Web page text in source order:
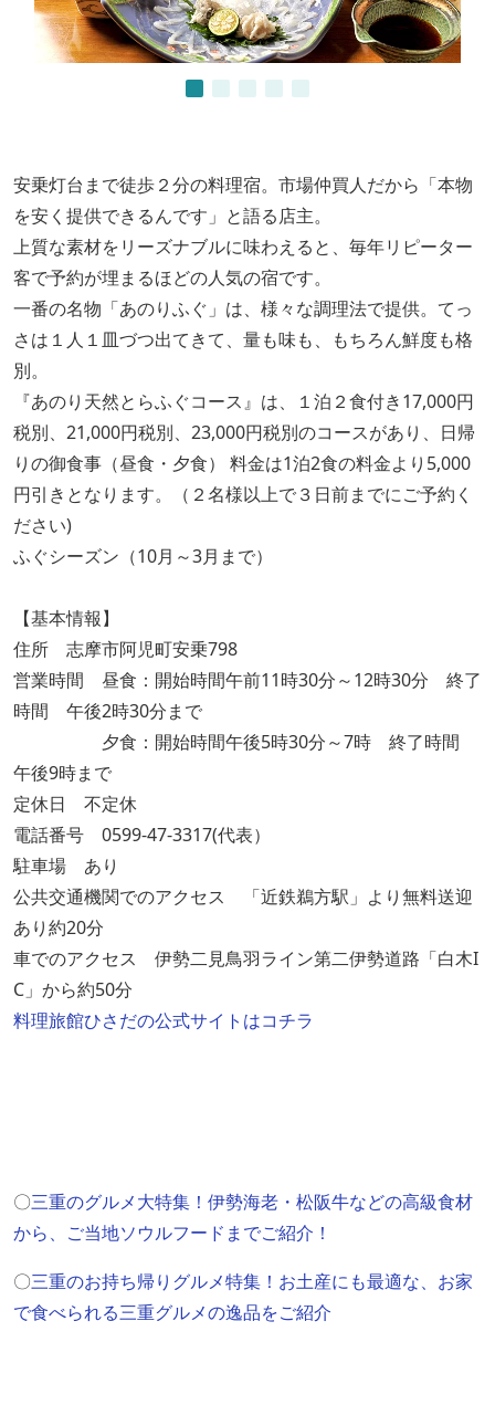
安乗灯台まで徒歩２分の料理宿。市場仲買人だから「本物
を安く提供できるんです」と語る店主。
上質な素材をリーズナブルに味わえると、毎年リピーター
客で予約が埋まるほどの人気の宿です。
一番の名物「あのりふぐ」は、様々な調理法で提供。てっ
さは１人１皿づつ出てきて、量も味も、もちろん鮮度も格
別。
『あのり天然とらふぐコース』は、１泊２食付き17,000円
税別、21,000円税別、23,000円税別のコースがあり、日帰
りの御食事（昼食・夕食） 料金は1泊2食の料金より5,000
円引きとなります。（２名様以上で３日前までにご予約く
ださい)
ふぐシーズン（10月～3月まで）
【基本情報】
住所 志摩市阿児町安乗798
営業時間 昼食：開始時間午前11時30分～12時30分 終了
時間 午後2時30分まで
夕食：開始時間午後5時30分～7時 終了時間
午後9時まで
定休日 不定休
電話番号 0599-47-3317(代表）
駐車場 あり
公共交通機関でのアクセス 「近鉄鵜方駅」より無料送迎
あり約20分
車でのアクセス 伊勢二見鳥羽ライン第二伊勢道路「白木I
C」から約50分
料理旅館ひさだの公式サイトはコチラ
〇三重のグルメ大特集！伊勢海老・松阪牛などの高級食材
から、ご当地ソウルフードまでご紹介！
〇三重のお持ち帰りグルメ特集！お土産にも最適な、お家
で食べられる三重グルメの逸品をご紹介